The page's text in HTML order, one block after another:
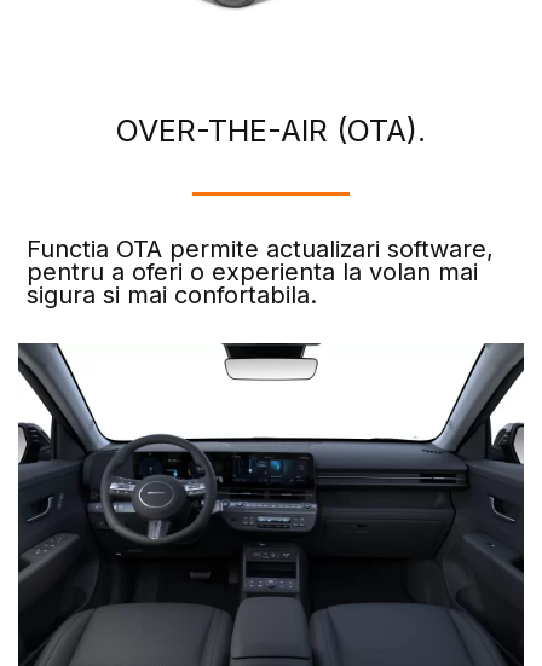
OVER-THE-AIR (OTA).
Functia OTA permite actualizari software,
pentru a oferi o experienta la volan mai
sigura si mai confortabila.